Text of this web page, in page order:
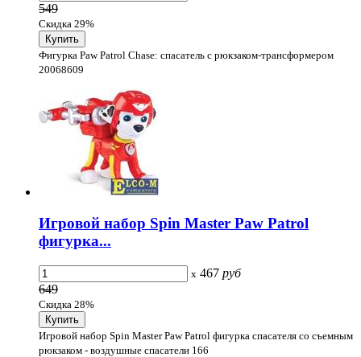
549
Скидка 29%
Фигурка Paw Patrol Chase: спасатель с рюкзаком-трансформером
20068609
Игровой набор Spin Master Paw Patrol
фигурка...
x 467 руб
649
Скидка 28%
Игровой набор Spin Master Paw Patrol фигурка спасателя со съемным
рюкзаком - воздушные спасатели 166